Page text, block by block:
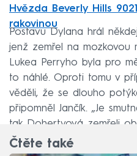
Hvězda Beverly Hills
rakovinou
Postavu Dylana hrál
jenž zemřel na mozkovou
Lukea Perryho byla pro
to náhlé. Oproti tomu v
věděli, že se dlouho
připomněl Jančík. „Je
tak Dohertyová zemřeli
Čtěte také